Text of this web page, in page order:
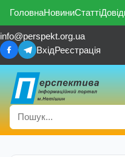
ГоловнаНовиниСтатті
info@perspekt.org.ua
ВхідРеєстрація